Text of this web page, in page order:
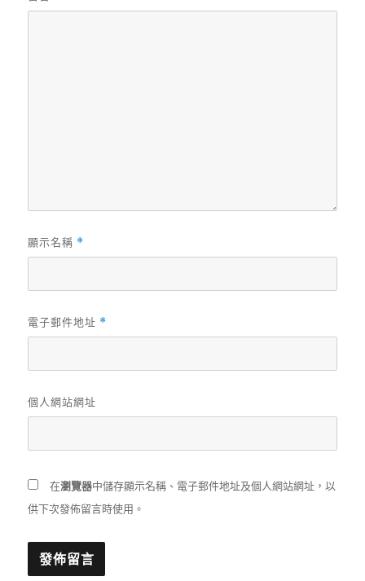
顯示名稱 *
電子郵件地址 *
個人網站網址
在瀏覽器中儲存顯示名稱、電子郵件地址及個人網站網址，以
供下次發佈留言時使用。